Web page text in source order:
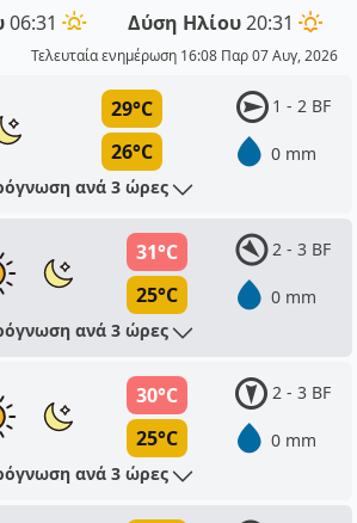
06:31 Δύση Ηλίου20:31
Τελευταία ενημέρωση 16:08 Παρ 07 Αυγ, 2026
29°C
26°C
1 - 2 BF
0 mm
ανά 3 ώρες
31°C
25°C
2 - 3 BF
0 mm
ανά 3 ώρες
30°C
25°C
2 - 3 BF
0 mm
ανά 3 ώρες